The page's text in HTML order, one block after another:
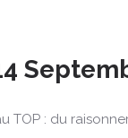
TOP : du